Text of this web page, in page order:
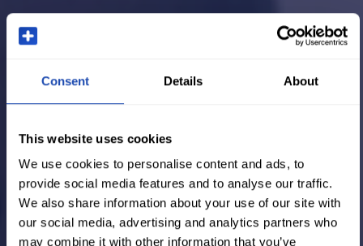
Consent Details About
This website uses cookies
We use cookies to personalise content and ads, to
provide social media features and to analyse our traffic.
We also share information about your use of our site with
our social media, advertising and analytics partners who
may combine it with other information that you’ve